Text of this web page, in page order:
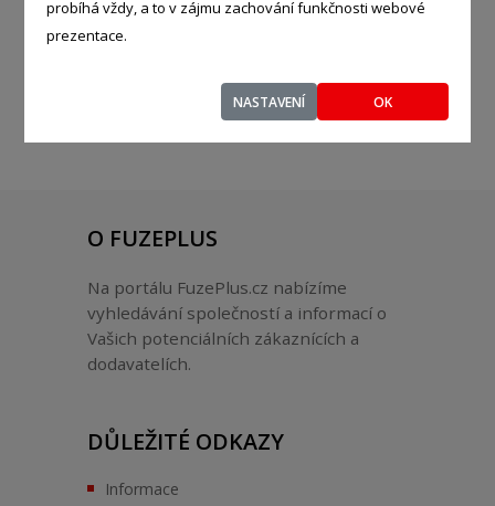
probíhá vždy, a to v zájmu zachování funkčnosti webové
prezentace.
NASTAVENÍ OK
Auto - moto
O FUZEPLUS
Na portálu FuzePlus.cz nabízíme
vyhledávání společností a informací o
Vašich potenciálních zákaznících a
dodavatelích.
DŮLEŽITÉ ODKAZY
Informace